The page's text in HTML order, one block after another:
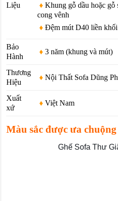
Liệu
♦ Khung gỗ dầu hoặc
cong vênh
♦ Đệm mút D40 liền
Bảo
Hành
♦3 năm (khung và mút)
Thương
Hiệu
♦Nội Thất Sofa Dũng
Xuất
xứ
♦Việt Nam
Màu sắc được ưa chuộng
Ghế Sofa Thư